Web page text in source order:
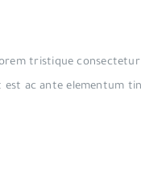
tristique
est ac ante elementum